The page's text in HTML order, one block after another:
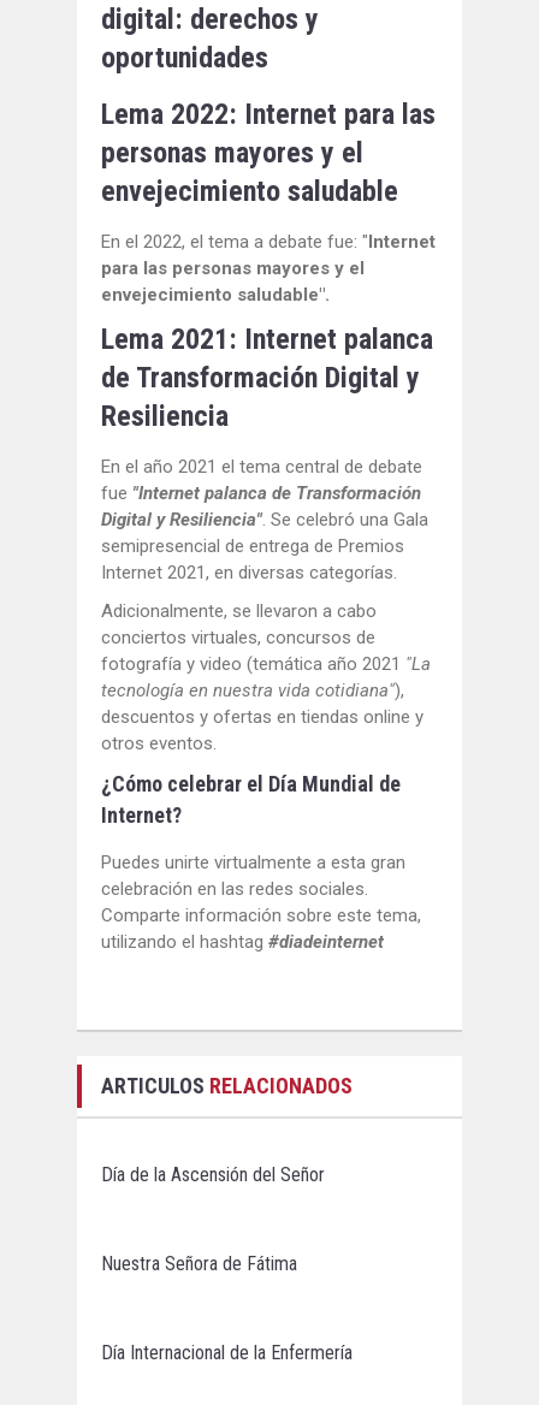
digital: derechos y
oportunidades
Lema 2022: Internet para las
personas mayores y el
envejecimiento saludable
En el 2022, el tema a debate fue: " Internet
para las personas mayores y el
envejecimiento saludable".
Lema 2021: Internet palanca
de Transformación Digital y
Resiliencia
En el año 2021 el tema central de debate
fue "Internet palanca de Transformación
Digital y Resiliencia". Se celebró una Gala
semipresencial de entrega de Premios
Internet 2021, en diversas categorías.
Adicionalmente, se llevaron a cabo
conciertos virtuales, concursos de
fotografía y video (temática año 2021 "La
tecnología en nuestra vida cotidiana"),
descuentos y ofertas en tiendas online y
otros eventos.
¿Cómo celebrar el Día Mundial de
Internet?
Puedes unirte virtualmente a esta gran
celebración en las redes sociales.
Comparte información sobre este tema,
utilizando el hashtag #diadeinternet
ARTICULOS RELACIONADOS
Día de la Ascensión del Señor
Nuestra Señora de Fátima
Día Internacional de la Enfermería